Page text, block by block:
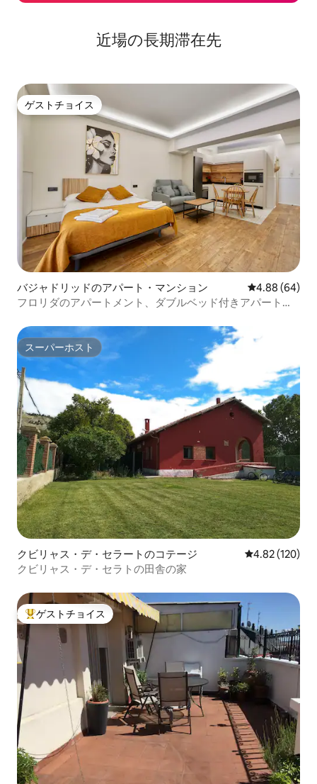
近場の長期滞在先
ゲストチョイス
ゲストチョイス
バジャドリッドのアパート・マンション レビュー64件
4.88 (64)
フロリダのアパートメント、ダブルベッド付きアパートメ
スーパーホスト
スーパーホスト
クビリャス・デ・セラートのコテージ レビュー120
4.82 (120)
クビリャス・デ・セラトの田舎の家
大好評のゲストチョイスです。
ゲストチョイス